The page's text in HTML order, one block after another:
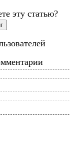
эту статью?